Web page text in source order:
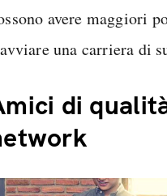
avere maggiori
una carriera di
di